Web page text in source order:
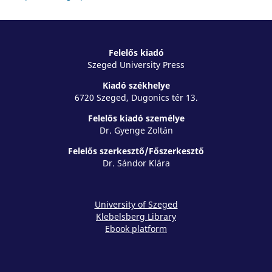
Felelős kiadó
Szeged University Press
Kiadó székhelye
6720 Szeged, Dugonics tér 13.
Felelős kiadó személye
Dr. Gyenge Zoltán
Felelős szerkesztő/Főszerkesztő
Dr. Sándor Klára
University of Szeged
Klebelsberg Library
Ebook platform